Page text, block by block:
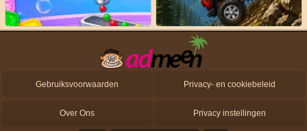
Gebruiksvoorwaarden Privacy- en cookiebeleid
Over Ons Privacy instellingen